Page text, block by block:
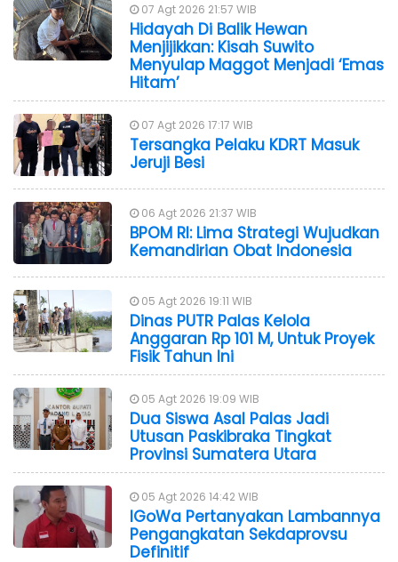
07 Agt 2026 21:57 WIB
Hidayah Di Balik Hewan
Menjijikkan: Kisah Suwito
Menyulap Maggot Menjadi ‘Emas
Hitam’
07 Agt 2026 17:17 WIB
Tersangka Pelaku KDRT Masuk
Jeruji Besi
06 Agt 2026 21:37 WIB
BPOM RI: Lima Strategi Wujudkan
Kemandirian Obat Indonesia
05 Agt 2026 19:11 WIB
Dinas PUTR Palas Kelola
Anggaran Rp 101 M, Untuk Proyek
Fisik Tahun Ini
05 Agt 2026 19:09 WIB
Dua Siswa Asal Palas Jadi
Utusan Paskibraka Tingkat
Provinsi Sumatera Utara
05 Agt 2026 14:42 WIB
IGoWa Pertanyakan Lambannya
Pengangkatan Sekdaprovsu
Definitif